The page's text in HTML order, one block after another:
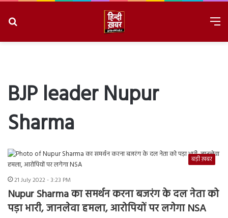
BJP leader Nupur
Sharma
बड़ी ख़बर
21 July 2022 - 3:23 PM
Nupur Sharma का समर्थन करना बजरंग के दल नेता को
पड़ा भारी, जानलेवा हमला, आरोपियों पर लगेगा NSA